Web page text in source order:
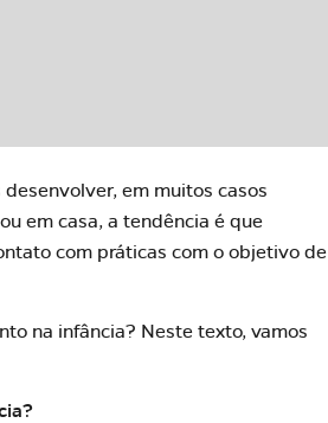
em muitos casos
em casa, a tendência é que
com práticas com o objetivo de
na infância? Neste texto, vamos